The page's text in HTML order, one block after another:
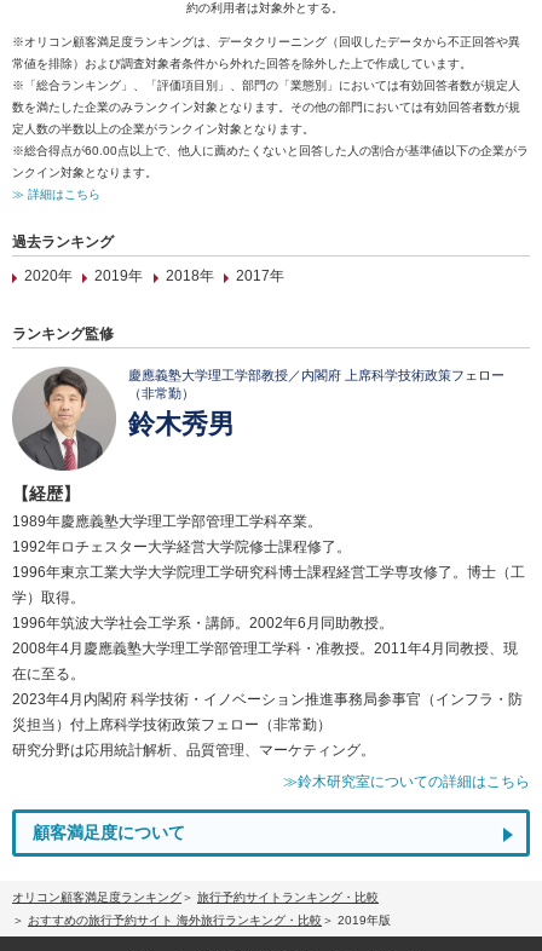
約の利用者は対象外とする。
※オリコン顧客満足度ランキングは、データクリーニング（回収したデータから不正回答や異
常値を排除）および調査対象者条件から外れた回答を除外した上で作成しています。
※「総合ランキング」、「評価項目別」、部門の「業態別」においては有効回答者数が規定人
数を満たした企業のみランクイン対象となります。その他の部門においては有効回答者数が規
定人数の半数以上の企業がランクイン対象となります。
※総合得点が60.00点以上で、他人に薦めたくないと回答した人の割合が基準値以下の企業がラ
ンクイン対象となります。
≫ 詳細はこちら
過去ランキング
2020年
2019年 2018年 2017年
ランキング監修
慶應義塾大学理工学部教授／内閣府 上席科学技術政策フェロー
（非常勤）
鈴木秀男
【経歴】
1989年慶應義塾大学理工学部管理工学科卒業。
1992年ロチェスター大学経営大学院修士課程修了。
1996年東京工業大学大学院理工学研究科博士課程経営工学専攻修了。博士（工
学）取得。
1996年筑波大学社会工学系・講師。2002年6月同助教授。
2008年4月慶應義塾大学理工学部管理工学科・准教授。2011年4月同教授、現
在に至る。
2023年4月内閣府 科学技術・イノベーション推進事務局参事官（インフラ・防
災担当）付上席科学技術政策フェロー（非常勤）
研究分野は応用統計解析、品質管理、マーケティング。
≫鈴木研究室についての詳細はこちら
顧客満足度について
オリコン顧客満足度ランキング
旅行予約サイトランキング・比較
おすすめの旅行予約サイト 海外旅行ランキング・比較
2019年版